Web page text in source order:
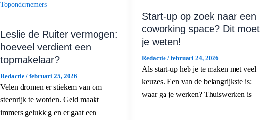
Topondernemers
Leslie de Ruiter vermogen:
hoeveel verdient een
topmakelaar?
Redactie / februari 25, 2026
Velen dromen er stiekem van om
steenrijk te worden. Geld maakt
immers gelukkig en er gaat een
Start-up op zoek naar een
coworking space? Dit moet
je weten!
Redactie / februari 24, 2026
Als start-up heb je te maken met veel
keuzes. Een van de belangrijkste is:
waar ga je werken? Thuiswerken is